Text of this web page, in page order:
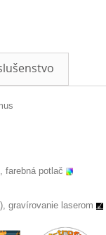
, farebná potlač
gravírovanie laserom